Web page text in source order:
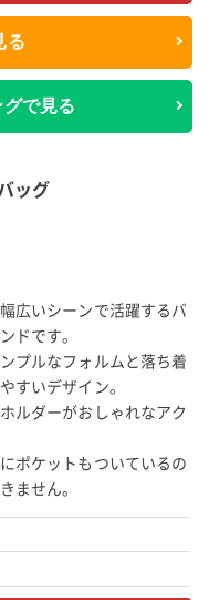
る
で見る
ッグ
広いシーンで活躍するバ
ドです。
プルなフォルムと落ち着
すいデザイン。
ルダーがおしゃれなアク
ポケットもついているの
ません。